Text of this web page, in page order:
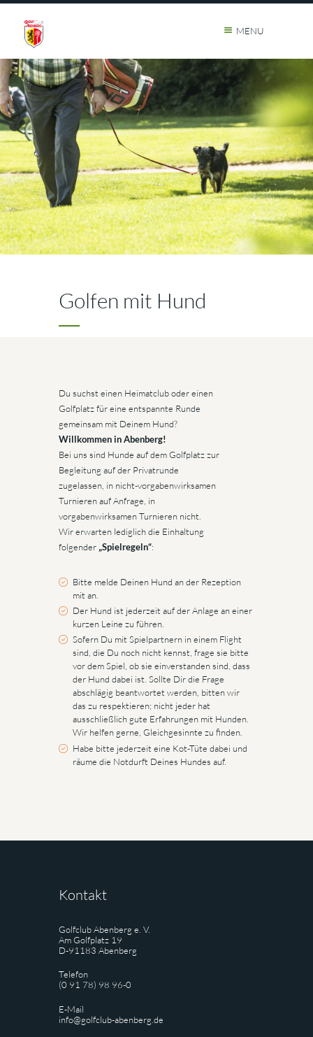
MENU
Golfen mit Hund
Du suchst einen Heimatclub oder einen
Golfplatz für eine entspannte Runde
gemeinsam mit Deinem Hund?
Willkommen in Abenberg!
Bei uns sind Hunde auf dem Golfplatz zur
Begleitung auf der Privatrunde
zugelassen, in nicht-vorgabenwirksamen
Turnieren auf Anfrage, in
vorgabenwirksamen Turnieren nicht.
Wir erwarten lediglich die Einhaltung
folgender „Spielregeln“:
Bitte melde Deinen Hund an der Rezeption
mit an.
Der Hund ist jederzeit auf der Anlage an einer
kurzen Leine zu führen.
Sofern Du mit Spielpartnern in einem Flight
sind, die Du noch nicht kennst, frage sie bitte
vor dem Spiel, ob sie einverstanden sind, dass
der Hund dabei ist. Sollte Dir die Frage
abschlägig beantwortet werden, bitten wir
das zu respektieren; nicht jeder hat
ausschließlich gute Erfahrungen mit Hunden.
Wir helfen gerne, Gleichgesinnte zu finden.
Habe bitte jederzeit eine Kot-Tüte dabei und
räume die Notdurft Deines Hundes auf.
Kontakt
Golfclub Abenberg e. V.
Am Golfplatz 19
D-91183 Abenberg
Telefon
(0 91 78) 98 96-0
E-Mail
info@golfclub-abenberg.de